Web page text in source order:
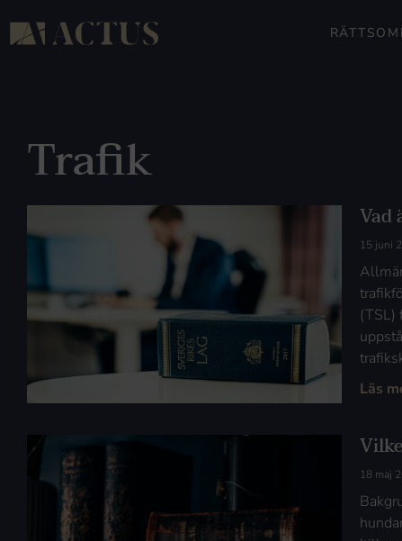
Trafik
Vad
15 juni
(TSL)
Läs
18 maj